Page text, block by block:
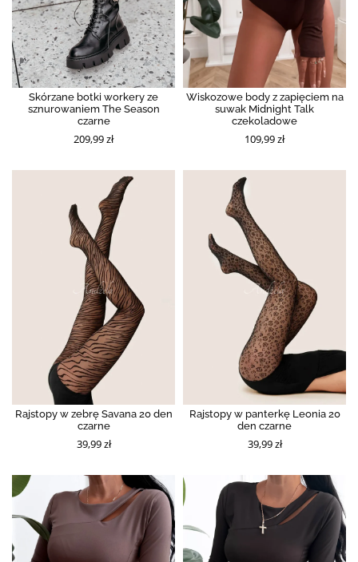
Skórzane botki workery ze
sznurowaniem The Season
czarne
209,99 zł
Wiskozowe body z zapięciem na
suwak Midnight Talk
czekoladowe
109,99 zł
Rajstopy w zebrę Savana 20 den
czarne
39,99 zł
Rajstopy w panterkę Leonia 20
den czarne
39,99 zł